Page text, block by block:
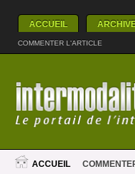
ACCUEIL
COMMENTER L'ARTICLE
ACCUEIL